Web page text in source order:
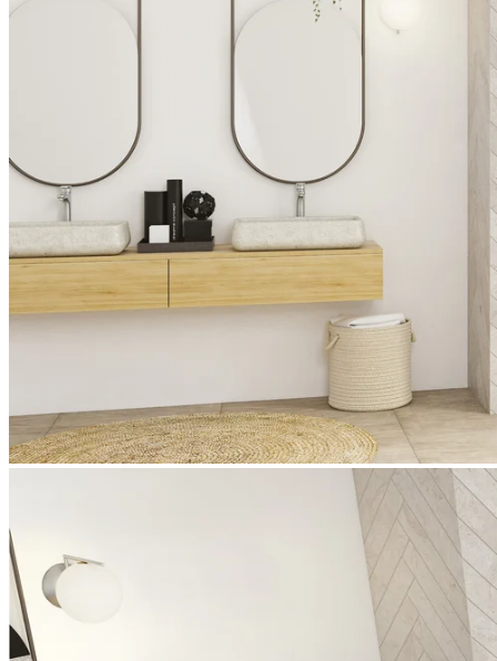
La paroi de douche Solo P pour les espaces de douche ouverts
convainc avec son accès spacieux grâce à la porte battante en verre
trempé. Solo P est disponible au choix avec verre transparent ou
pare-vue imprimé – et ce, toujours accompagnée de poignées
élancées, de belle forme, et une protection optimale contre les
projections.
Details du produit